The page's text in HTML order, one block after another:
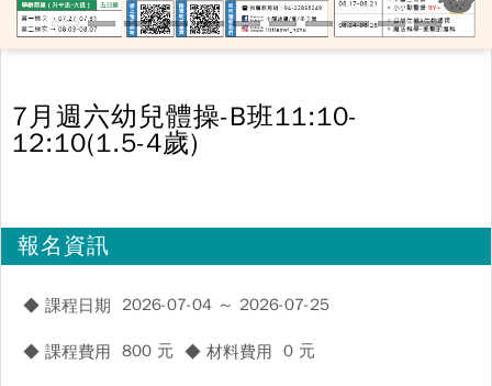
7月週六幼兒體操-B班11:10-
12:10(1.5-4歲)
報名資訊
◆ 課程日期 2026-07-04 ～ 2026-07-25
◆ 課程費用 800 元 ◆ 材料費用 0 元